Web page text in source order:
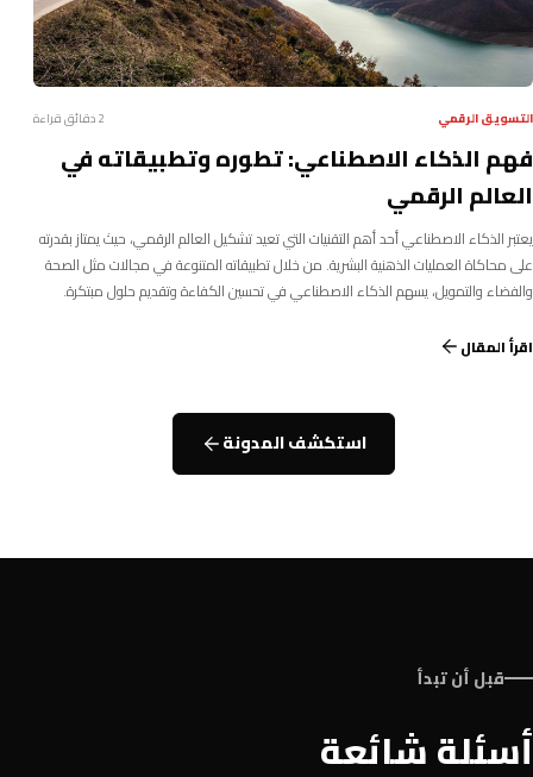
التسويق الرقمي 2 دقائق قراءة
فهم الذكاء الاصطناعي: تطوره وتطبيقاته في
العالم الرقمي
يعتبر الذكاء الاصطناعي أحد أهم التقنيات التي تعيد تشكيل العالم الرقمي، حيث يمتاز بقدرته
على محاكاة العمليات الذهنية البشرية. من خلال تطبيقاته المتنوعة في مجالات مثل الصحة
والفضاء والتمويل، يسهم الذكاء الاصطناعي في تحسين الكفاءة وتقديم حلول مبتكرة.
اقرأ المقال
استكشف المدونة
قبل أن تبدأ
أسئلة شائعة